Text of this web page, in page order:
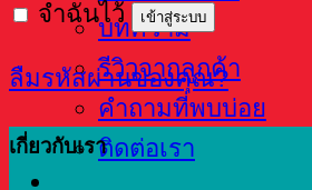
บทความ
รีวิวจากลูกค้า
คำถามที่พบบ่อย
ติดต่อเรา
จำฉันไว้ เข้าสู่ระบบ
ลืมรหัสผ่านของคุณ?
เกี่ยวกับเรา